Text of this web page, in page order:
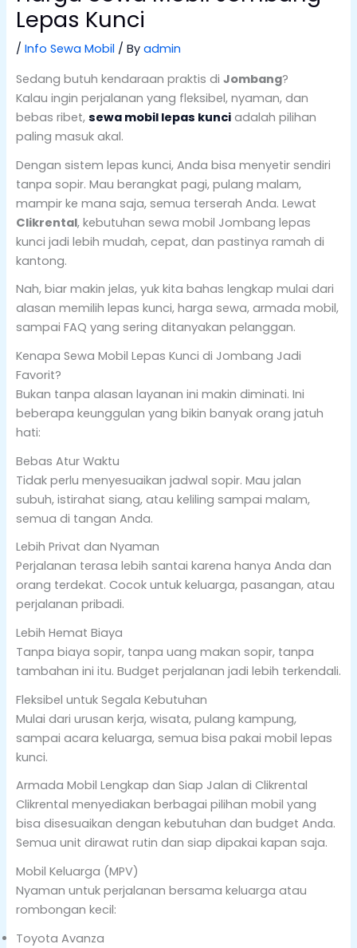
Lepas Kunci
/ Info Sewa Mobil/ By admin
Sedang butuh kendaraan praktis di Jombang?
Kalau ingin perjalanan yang fleksibel, nyaman, dan
bebas ribet, sewa mobil lepas kunciadalah pilihan
paling masuk akal.
Dengan sistem lepas kunci, Anda bisa menyetir sendiri
tanpa sopir. Mau berangkat pagi, pulang malam,
mampir ke mana saja, semua terserah Anda. Lewat
Clikrental, kebutuhan sewa mobil Jombang lepas
kunci jadi lebih mudah, cepat, dan pastinya ramah di
kantong.
Nah, biar makin jelas, yuk kita bahas lengkap mulai dari
alasan memilih lepas kunci, harga sewa, armada mobil,
sampai FAQ yang sering ditanyakan pelanggan.
Kenapa Sewa Mobil Lepas Kunci di Jombang Jadi
Favorit?
Bukan tanpa alasan layanan ini makin diminati. Ini
beberapa keunggulan yang bikin banyak orang jatuh
hati:
Bebas Atur Waktu
Tidak perlu menyesuaikan jadwal sopir. Mau jalan
subuh, istirahat siang, atau keliling sampai malam,
semua di tangan Anda.
Lebih Privat dan Nyaman
Perjalanan terasa lebih santai karena hanya Anda dan
orang terdekat. Cocok untuk keluarga, pasangan, atau
perjalanan pribadi.
Lebih Hemat Biaya
Tanpa biaya sopir, tanpa uang makan sopir, tanpa
tambahan ini itu. Budget perjalanan jadi lebih terkendali.
Fleksibel untuk Segala Kebutuhan
Mulai dari urusan kerja, wisata, pulang kampung,
sampai acara keluarga, semua bisa pakai mobil lepas
kunci.
Armada Mobil Lengkap dan Siap Jalan di Clikrental
Clikrental menyediakan berbagai pilihan mobil yang
bisa disesuaikan dengan kebutuhan dan budget Anda.
Semua unit dirawat rutin dan siap dipakai kapan saja.
Mobil Keluarga (MPV)
Nyaman untuk perjalanan bersama keluarga atau
rombongan kecil:
Toyota Avanza